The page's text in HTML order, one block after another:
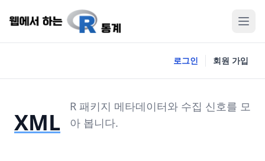
로그인 회원 가입
XML
R 패키지 메타데이터와 수집 신호를 모
아 봅니다.